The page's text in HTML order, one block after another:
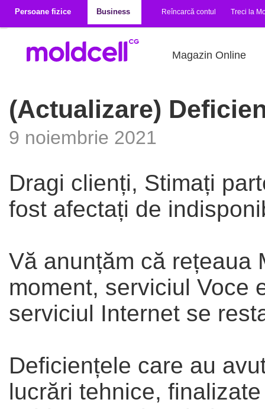
Persoane fizice
Business Reîncarcă contul Treci la
Magazin Online
(Actualizare)
9 noiembrie 2021
Dragi clienți, Stimați
fost afectați de
Vă anunțăm că rețeaua
moment, serviciul Voce
serviciul Internet se
Deficiențele care au
lucrări tehnice,